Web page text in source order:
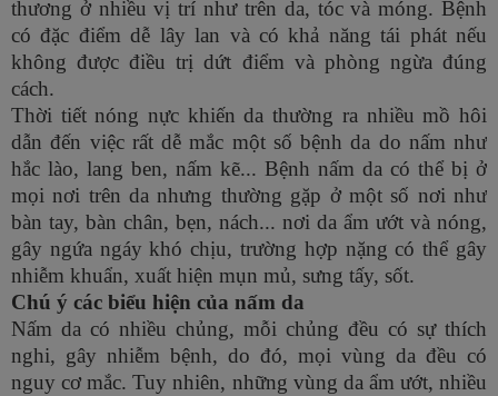
thương ở nhiều vị trí như trên da, tóc và móng. Bệnh
có đặc điểm dễ lây lan và có khả năng tái phát nếu
không được điều trị dứt điểm và phòng ngừa đúng
cách.
Thời tiết nóng nực khiến da thường ra nhiều mồ hôi
dẫn đến việc rất dễ mắc một số bệnh da do nấm như
hắc lào, lang ben, nấm kẽ... Bệnh nấm da có thể bị ở
mọi nơi trên da nhưng thường gặp ở một số nơi như
bàn tay, bàn chân, bẹn, nách... nơi da ẩm ướt và nóng,
gây ngứa ngáy khó chịu, trường hợp nặng có thể gây
nhiễm khuẩn, xuất hiện mụn mủ, sưng tấy, sốt.
Chú ý các biểu hiện của nấm da
Nấm da có nhiều chủng, mỗi chủng đều có sự thích
nghi, gây nhiễm bệnh, do đó, mọi vùng da đều có
nguy cơ mắc. Tuy nhiên, những vùng da ẩm ướt, nhiều